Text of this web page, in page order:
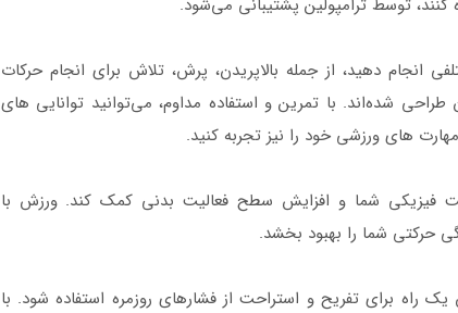
کنند، توسط ترامپولین پشتیبانی می‌شود.
انجام دهید، از جمله بالاپریدن، پرش، تلاش برای انجام حرکات
شده‌اند. با تمرین و استفاده مداوم، می‌توانید توانایی های
های ورزشی خود را نیز تجربه کنید.
فیزیکی شما و افزایش سطح فعالیت بدنی کمک کند. ورزش با
حرکتی شما را بهبود بخشد.
یک راه برای تفریح و استراحت از فشارهای روزمره استفاده شود. با